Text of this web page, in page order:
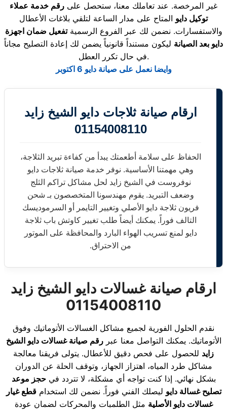
غير المرخصة. عند تعاملك معنا، ستحصل على رقم خدمة عملاء
توكيل دايو المتاح على مدار الساعة لتلقي بلاغات الأعطال
والاستفسارات. نضمن لك عبر الفروع الرسميةتفعيل ضمان اجهزة
دايو بعد الصيانة ليكون مستنداً قانونياً يضمن لك إعادة التصليح مجاناً
في حال تكرر العطل.
وايضا نعمل على صيانة دايو 6 اكتوبر
ارقام صيانة ثلاجات دايو الشيخ زايد
01154008110
الحفاظ على سلامة أطعمتك يبدأ من كفاءة تبريد الثلاجة،
وهي مهمتنا الأساسية. نوفر خدمة صيانة ثلاجات دايو
نوفروست في الشيخ زايد لحل مشاكل تراكم الثلج
وضعف التبريد. يقوم مهندسونا المتخصصون بـ شحن
فريون ثلاجة دايو الأصلي وتغيير التايمر أو السرموديسك
التالف فوراً. يمكنك أيضاً طلب تغيير كاوتش باب ثلاجة
دايو لمنع تسريب الهواء البارد والمحافظة على الموتور
من الاحتراق.
ارقام صيانة غسالات دايو الشيخ زايد
01154008110
نقدم الحلول الفورية لجميع مشاكل الغسالات الأتوماتيك وفوق
الأتوماتيك. يمكنك التواصل معنا عبررقم صيانة غسالات دايو الشيخ
زايد للحصول على فحص دقيق للأعطال. يتولى فريقنا معالجة
مشاكل طرد المياه، اهتزاز الجهاز، وتوقف الحلة عن الدوران
بشكل نهائي. إذا كنت تواجه أي مشكلة، لا تتردد فيحجز موعد
تصليح غسالة دايو ليصلك الفني فوراً. نضمن لك استخدامقطع غيار
غسالات دايو الأصلية مثل الطلمبات والمحركات لضمان عودة